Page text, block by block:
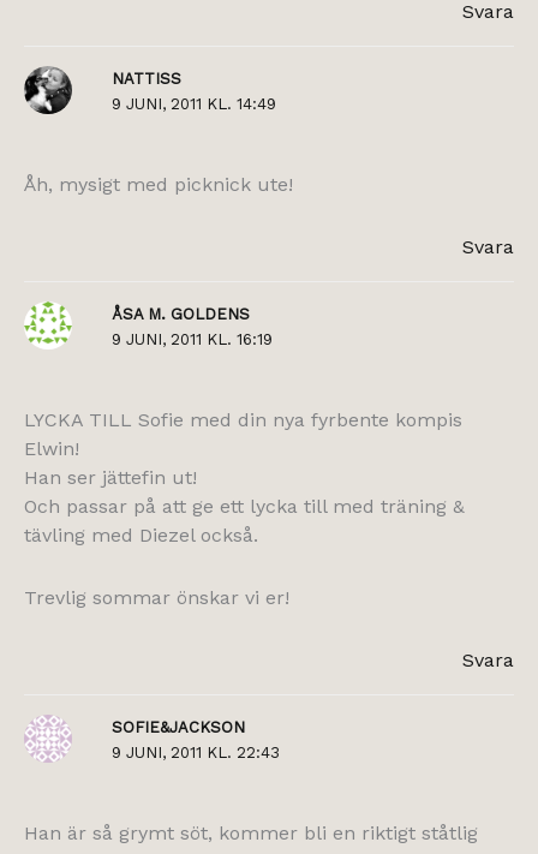
Svara
NATTISS
9 JUNI, 2011 KL. 14:49
Åh, mysigt med picknick ute!
Svara
ÅSA M. GOLDENS
9 JUNI, 2011 KL. 16:19
LYCKA TILL Sofie med din nya fyrbente kompis
Elwin!
Han ser jättefin ut!
Och passar på att ge ett lycka till med träning &
tävling med Diezel också.
Trevlig sommar önskar vi er!
Svara
SOFIE&JACKSON
9 JUNI, 2011 KL. 22:43
Han är så grymt söt, kommer bli en riktigt ståtlig